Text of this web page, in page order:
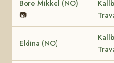
Bore Mikkel (NO)
📷
Eldina (NO)